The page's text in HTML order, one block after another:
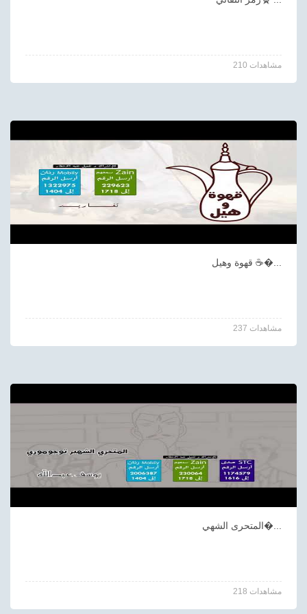
210 مشاهدات
قهوة وهيل ☕️�...
237 مشاهدات
المتحرى الشهي�...
218 مشاهدات